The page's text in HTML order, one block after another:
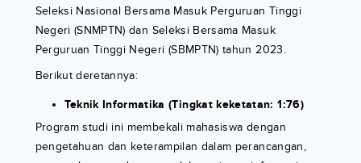
Seleksi Nasional Bersama Masuk Perguruan Tinggi
Negeri (SNMPTN) dan Seleksi Bersama Masuk
Perguruan Tinggi Negeri (SBMPTN) tahun 2023.
Berikut deretannya:
Teknik Informatika (Tingkat keketatan: 1:76)
Program studi ini membekali mahasiswa dengan
pengetahuan dan keterampilan dalam perancangan,